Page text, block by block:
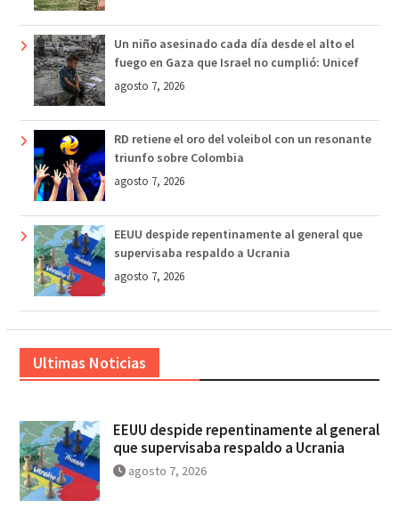
Un niño asesinado cada día desde el alto el
fuego en Gaza que Israel no cumplió: Unicef
agosto 7, 2026
RD retiene el oro del voleibol con un resonante
triunfo sobre Colombia
agosto 7, 2026
EEUU despide repentinamente al general que
supervisaba respaldo a Ucrania
agosto 7, 2026
Ultimas Noticias
EEUU despide repentinamente al general
que supervisaba respaldo a Ucrania
agosto 7, 2026